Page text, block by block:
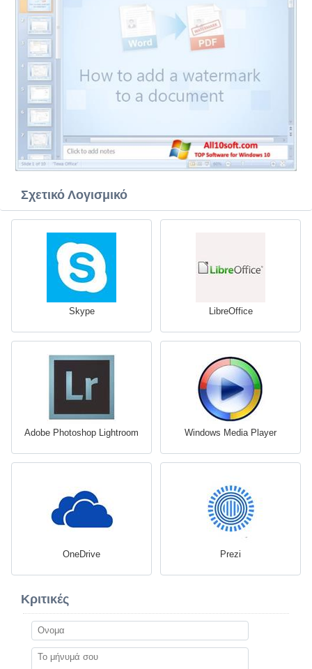
Σχετικό Λογισμικό
Skype LibreOffice
Adobe Photoshop Lightroom Windows Media Player
OneDrive Prezi
Κριτικές